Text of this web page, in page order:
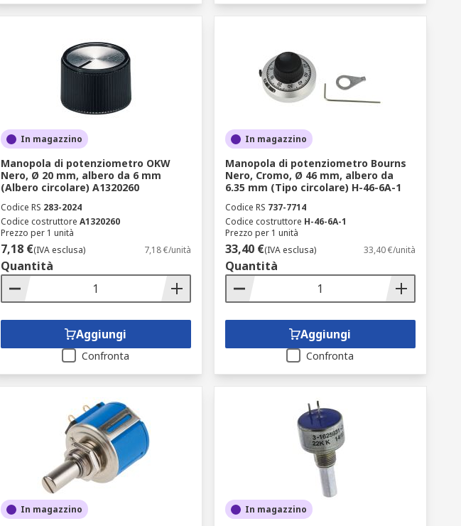
In magazzino
Manopola di potenziometro OKW
Nero, Ø 20 mm, albero da 6 mm
(Albero circolare) A1320260
Codice RS 283-2024
Codice costruttore A1320260
Prezzo per 1 unità
7,18 €(IVA esclusa) 7,18 €/unità
Quantità
Aggiungi
Confronta
In magazzino
Manopola di potenziometro Bourns
Nero, Cromo, Ø 46 mm, albero da
6.35 mm (Tipo circolare) H-46-6A-1
Codice RS 737-7714
Codice costruttore H-46-6A-1
Prezzo per 1 unità
33,40 €(IVA esclusa) 33,40 €/unità
Quantità
Aggiungi
Confronta
In magazzino In magazzino